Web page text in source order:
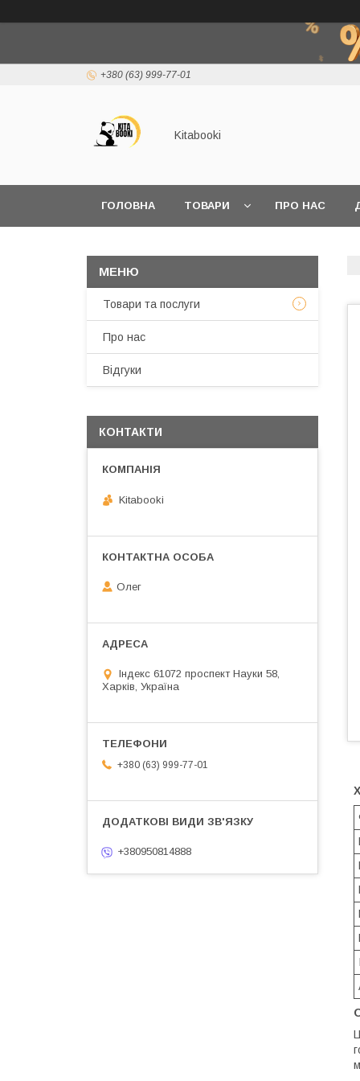
+380 (63) 999-77-01
Kitabooki
ГОЛОВНА ТОВАРИ ПРО НАС
Товари та послуги
Про нас
Відгуки
КОНТАКТИ
Kitabooki
Олег
Індекс 61072 проспект Науки 58,
Харків, Україна
+380 (63) 999-77-01
+380950814888